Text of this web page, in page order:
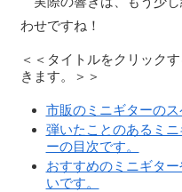
わせですね！
＜＜タイトルをクリック
きます。＞＞
市販のミニギターのス
弾いたことのあるミ
ーの目次です。
おすすめのミニギタ
いです。